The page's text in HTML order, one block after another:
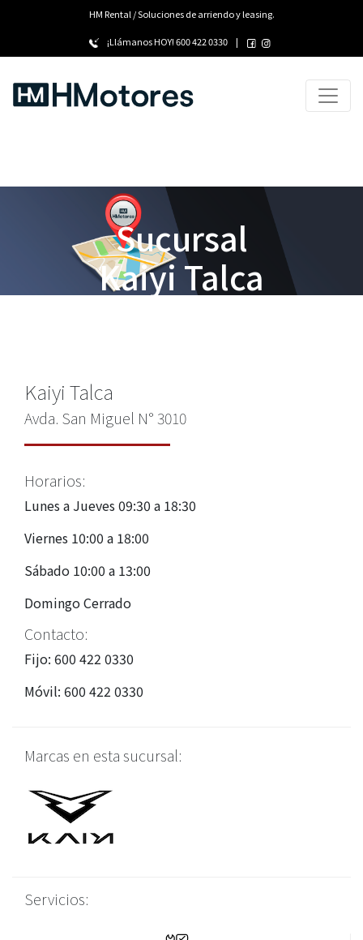
HM Rental / Soluciones de arriendo y leasing.
¡Llámanos HOY!600 422 0330 |
Sucursal
Kaiyi Talca
Kaiyi Talca
Avda. San Miguel N° 3010
Horarios:
Lunes a Jueves 09:30 a 18:30
Viernes 10:00 a 18:00
Sábado 10:00 a 13:00
Domingo Cerrado
Contacto:
Fijo: 600 422 0330
Móvil: 600 422 0330
Marcas en esta sucursal:
Servicios: